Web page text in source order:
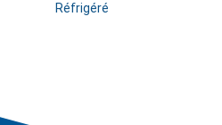
Réfrigéré